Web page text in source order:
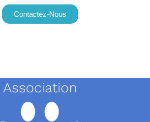
Contactez-Nous